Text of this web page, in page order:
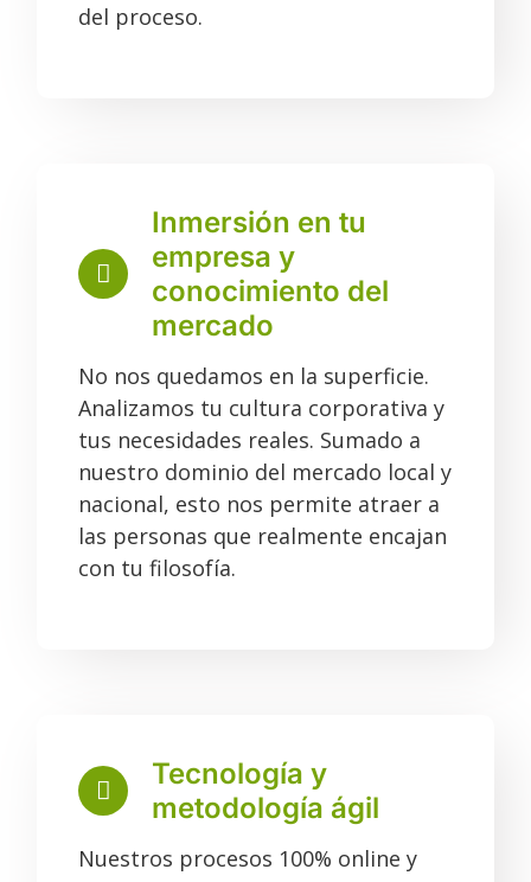
del proceso.
Inmersión en tu
empresa y
conocimiento del
mercado
No nos quedamos en la superficie.
Analizamos tu cultura corporativa y
tus necesidades reales. Sumado a
nuestro dominio del mercado local y
nacional, esto nos permite atraer a
las personas que realmente encajan
con tu filosofía.
Tecnología y
metodología ágil
Nuestros procesos 100% online y